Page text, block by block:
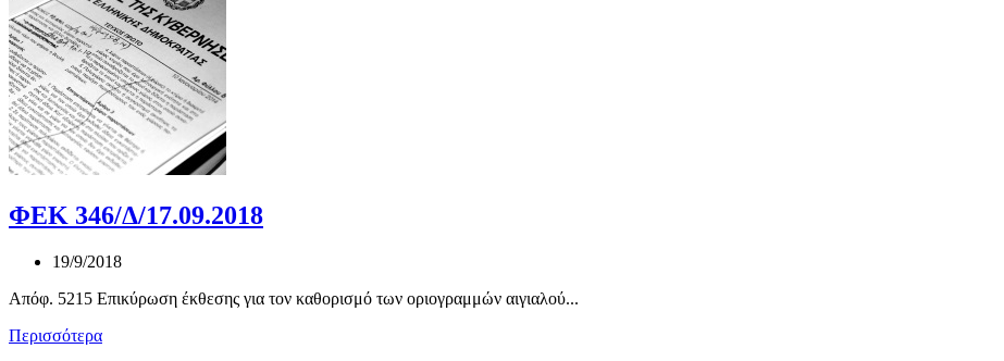
ΦΕΚ 346/Δ/17.09.2018
19/9/2018
Απόφ. 5215 Επικύρωση έκθεσης για τον καθορισμό των οριογραμμών αιγιαλού...
Περισσότερα